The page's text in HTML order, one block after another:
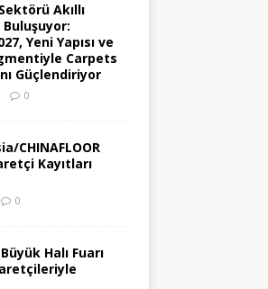
Akıllı
Yeni Yapısı ve
Carpets
Güçlendiriyor
0
CHINAFLOOR
Kayıtları
0
Halı Fuarı